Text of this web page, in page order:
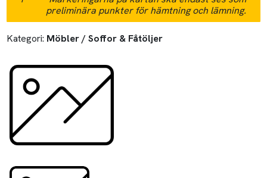
preliminära punkter för hämtning och lämning.
Kategori: Möbler / Soffor & Fåtöljer